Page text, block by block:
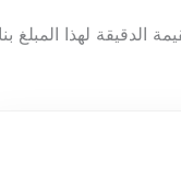
الدقيقة لهذا المبلغ